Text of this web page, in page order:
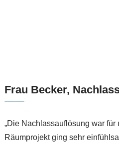
Frau Becker,
„Die Nachlassauflösung war
Räumprojekt ging sehr